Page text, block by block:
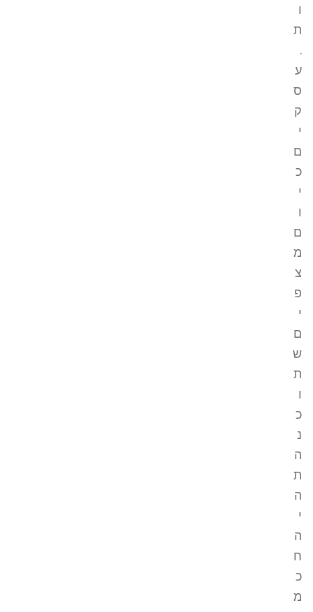
ו
ת
.
ע
ס
ק
י
ם
כ
י
ו
ם
מ
צ
פ
י
ם
ש
ת
ו
כ
נ
ה
ת
ה
י
ה
ח
כ
מ